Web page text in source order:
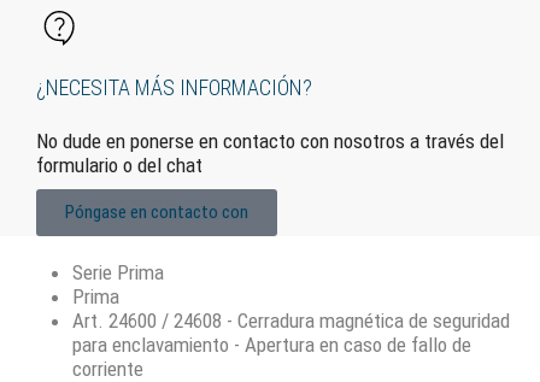
¿NECESITA MÁS INFORMACIÓN?
No dude en ponerse en contacto con nosotros a través del
formulario o del chat
Póngase en contacto con
Serie Prima
Prima
Art. 24600 / 24608 - Cerradura magnética de seguridad
para enclavamiento - Apertura en caso de fallo de
corriente